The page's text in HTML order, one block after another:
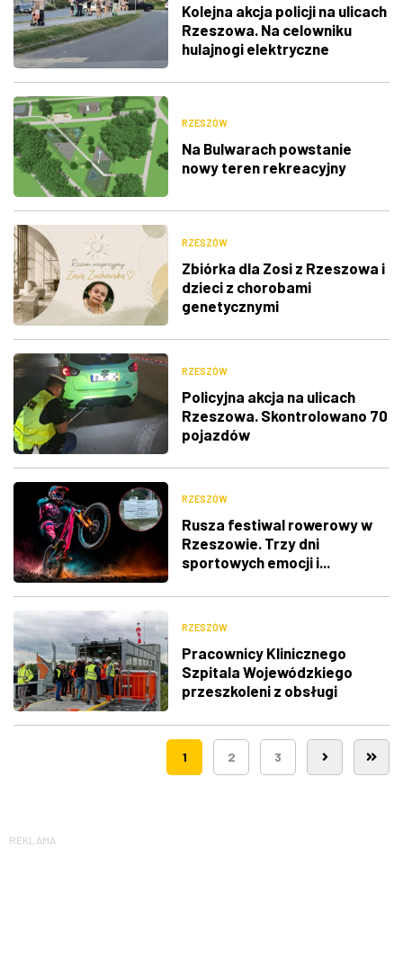
Kolejna akcja policji na ulicach
Rzeszowa. Na celowniku
hulajnogi elektryczne
RZESZÓW
Na Bulwarach powstanie
nowy teren rekreacyjny
RZESZÓW
Zbiórka dla Zosi z Rzeszowa i
dzieci z chorobami
genetycznymi
RZESZÓW
Policyjna akcja na ulicach
Rzeszowa. Skontrolowano 70
pojazdów
RZESZÓW
Rusza festiwal rowerowy w
Rzeszowie. Trzy dni
sportowych emocji i...
RZESZÓW
Pracownicy Klinicznego
Szpitala Wojewódzkiego
przeszkoleni z obsługi
śmigłowców LPR
1 2 3
REKLAMA